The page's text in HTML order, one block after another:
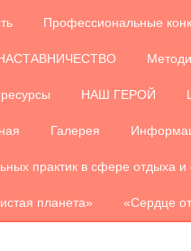
Профессиональные
НАШ ГЕРОЙ
Галерея
практик в сфере отдыха
планета» «Сердце